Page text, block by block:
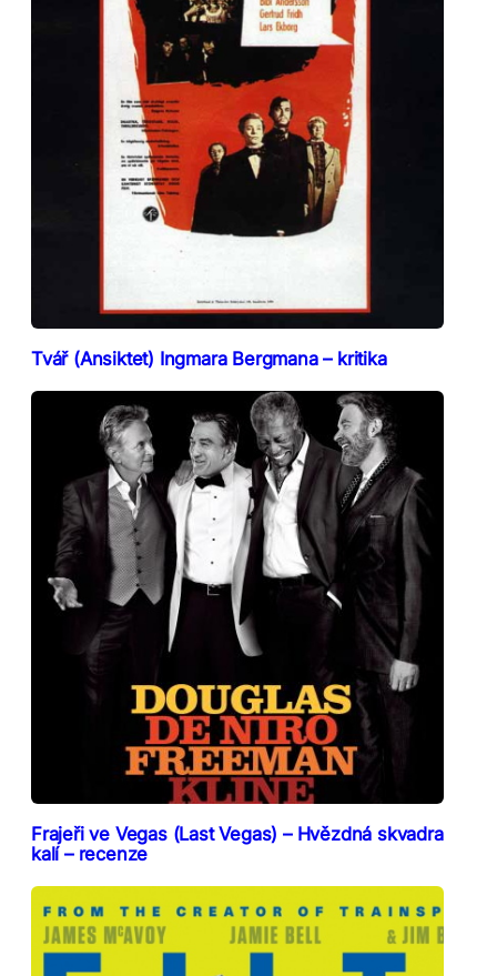
Tvář (Ansiktet) Ingmara Bergmana – kritika
Frajeři ve Vegas (Last Vegas) – Hvězdná skvadra
kalí – recenze